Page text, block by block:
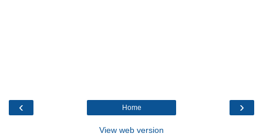
‹ ›
Home
View web version